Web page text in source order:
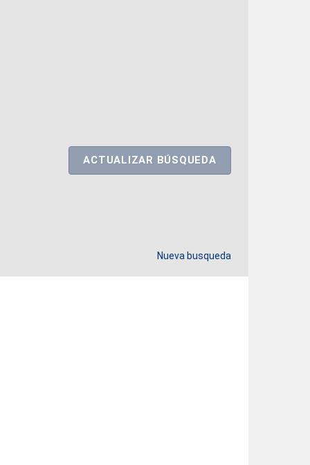
ACTUALIZAR BÚSQUEDA
Nueva busqueda